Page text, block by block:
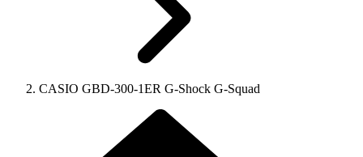
CASIO GBD-300-1ER G-Shock G-Squad